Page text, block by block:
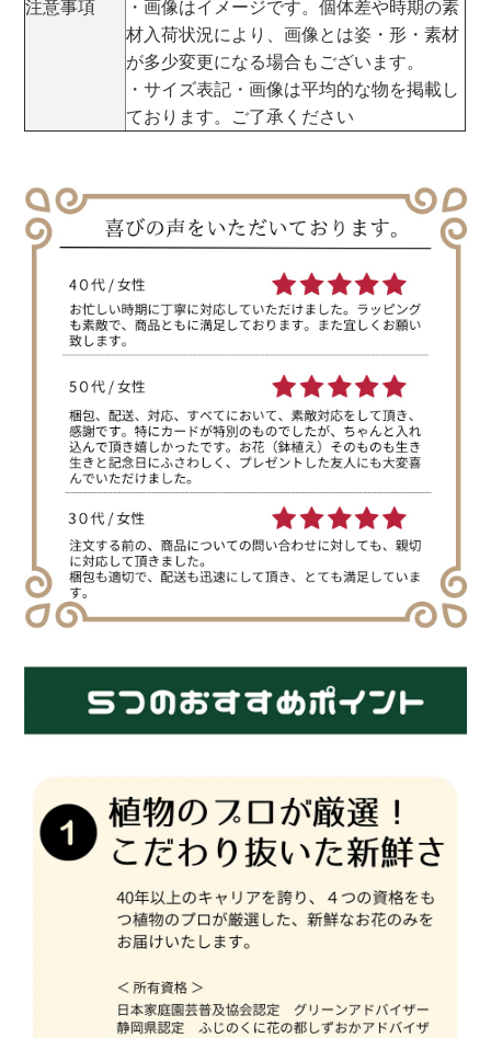
注意事項
・画像はイメージです。個体差や時期の素
材入荷状況により、画像とは姿・形・素材
が多少変更になる場合もございます。
・サイズ表記・画像は平均的な物を掲載し
ております。ご了承ください